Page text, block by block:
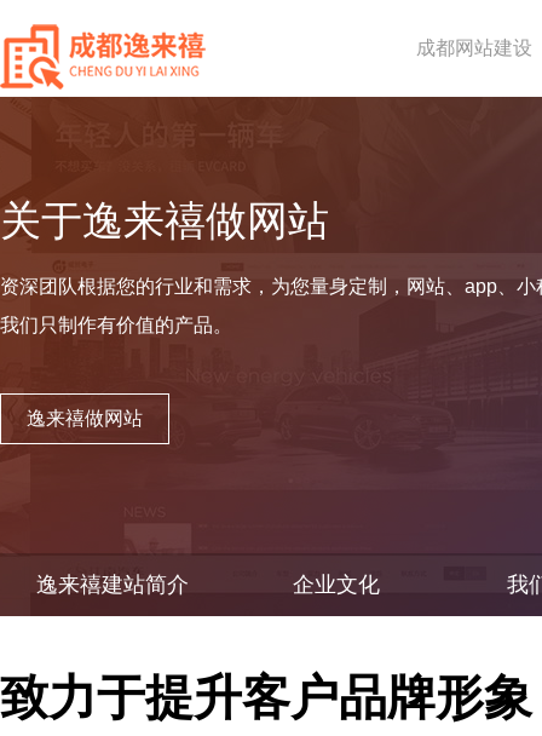
成都网站建设
关于逸来禧做网站
资深团队根据您的行业和需求，为您量身定制，网站、app、
我们只制作有价值的产品。
逸来禧做网站
逸来禧建站简介 企业文化 我
致力于提升客户品牌形象